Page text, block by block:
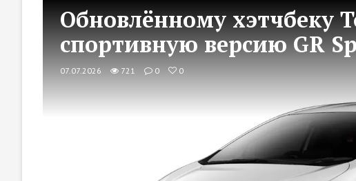
Обновлённому хэтчбеку
спортивную версию GR
07.07.2026 721 0 0